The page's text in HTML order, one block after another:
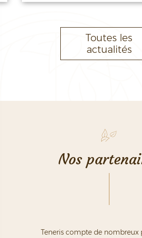
Toutes les
actualités
Nos
Teneris compte de nombreux